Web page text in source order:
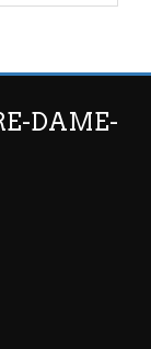
DAME-